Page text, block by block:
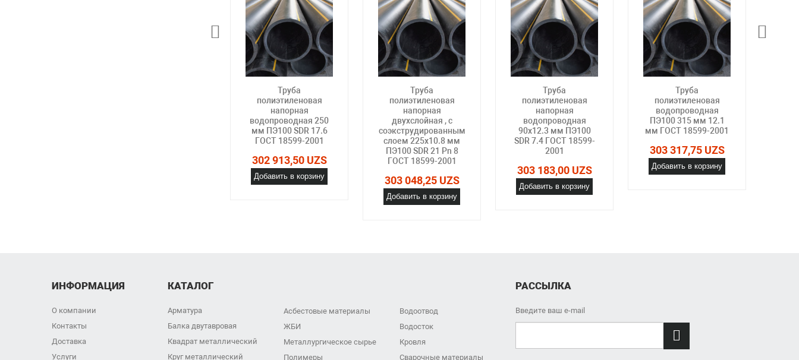
Труба
полиэтиленовая
напорная
водопроводная 250
мм ПЭ100 SDR 17.6
ГОСТ 18599-2001
302 913,50 UZS
Добавить в корзину
Труба
полиэтиленовая
напорная
двухслойная , с
соэкструдированным
слоем 225х10.8 мм
ПЭ100 SDR 21 Pn 8
ГОСТ 18599-2001
303 048,25 UZS
Добавить в корзину
Труба
полиэтиленовая
напорная
водопроводная
90х12.3 мм ПЭ100
SDR 7.4 ГОСТ 18599-
2001
303 183,00 UZS
Добавить в корзину
Труба
полиэтиленовая
водопроводная
ПЭ100 315 мм 12.1
мм ГОСТ 18599-2001
303 317,75 UZS
Добавить в корзину
ИНФОРМАЦИЯ
О компании
Контакты
Доставка
Услуги
КАТАЛОГ
Арматура
Балка двутавровая
Квадрат металлический
Круг металлический
Асбестовые материалы
ЖБИ
Металлургическое сырье
Полимеры
Водоотвод
Водосток
Кровля
Сварочные материалы
РАССЫЛКА
Введите ваш e-mail
